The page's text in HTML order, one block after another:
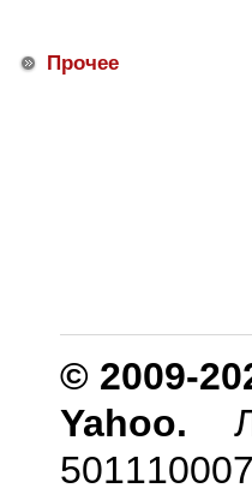
Прочее
© 2009-
Yahoo.